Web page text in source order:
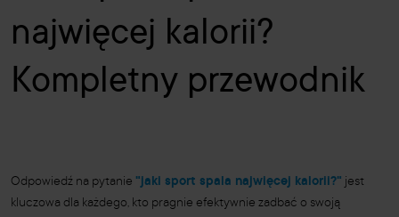
najwięcej kalorii?
Kompletny przewodnik
Odpowiedź na pytanie "jaki sport spala najwięcej kalorii?" jest
kluczowa dla każdego, kto pragnie efektywnie zadbać o swoją